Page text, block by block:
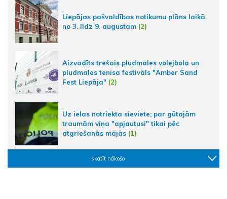
Liepājas pašvaldības notikumu plāns laikā
no 3. līdz 9. augustam (2)
Aizvadīts trešais pludmales volejbola un
pludmales tenisa festivāls "Amber Sand
Fest Liepāja" (2)
Uz ielas notriekta sieviete; par gūtajām
traumām viņa "apjautusi" tikai pēc
atgriešanās mājās (1)
skatīt nākošo